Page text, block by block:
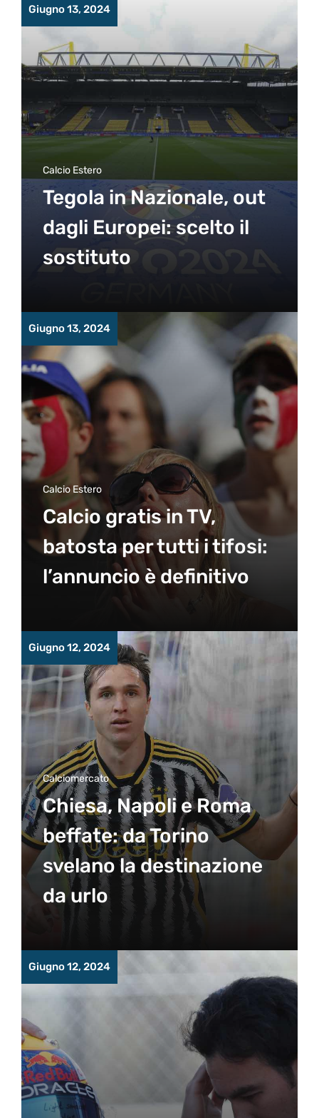
Giugno 13, 2024
Calcio Estero
Tegola in Nazionale, out
dagli Europei: scelto il
sostituto
Giugno 13, 2024
Calcio Estero
Calcio gratis in TV,
batosta per tutti i tifosi:
l’annuncio è definitivo
Giugno 12, 2024
Calciomercato
Chiesa, Napoli e Roma
beffate: da Torino
svelano la destinazione
da urlo
Giugno 12, 2024